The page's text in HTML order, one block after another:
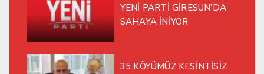
YENİ PARTİ GİRESUN’DA
SAHAYA İNİYOR
35 KÖYÜMÜZ KESİNTİSİZ